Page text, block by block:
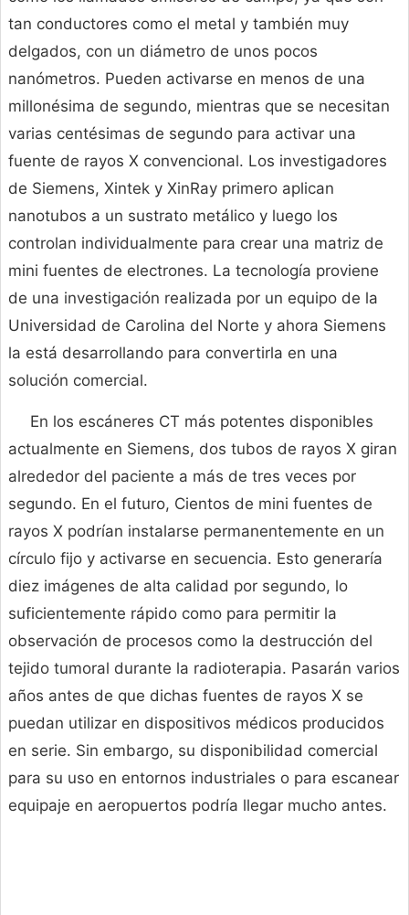
tan conductores como el metal y también muy
delgados, con un diámetro de unos pocos
nanómetros. Pueden activarse en menos de una
millonésima de segundo, mientras que se necesitan
varias centésimas de segundo para activar una
fuente de rayos X convencional. Los investigadores
de Siemens, Xintek y XinRay primero aplican
nanotubos a un sustrato metálico y luego los
controlan individualmente para crear una matriz de
mini fuentes de electrones. La tecnología proviene
de una investigación realizada por un equipo de la
Universidad de Carolina del Norte y ahora Siemens
la está desarrollando para convertirla en una
solución comercial.
En los escáneres CT más potentes disponibles
actualmente en Siemens, dos tubos de rayos X giran
alrededor del paciente a más de tres veces por
segundo. En el futuro, Cientos de mini fuentes de
rayos X podrían instalarse permanentemente en un
círculo fijo y activarse en secuencia. Esto generaría
diez imágenes de alta calidad por segundo, lo
suficientemente rápido como para permitir la
observación de procesos como la destrucción del
tejido tumoral durante la radioterapia. Pasarán varios
años antes de que dichas fuentes de rayos X se
puedan utilizar en dispositivos médicos producidos
en serie. Sin embargo, su disponibilidad comercial
para su uso en entornos industriales o para escanear
equipaje en aeropuertos podría llegar mucho antes.